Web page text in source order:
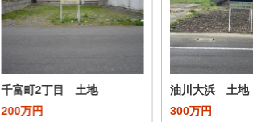
千富町2丁目 土地
200万円
油川大浜 土地
300万円